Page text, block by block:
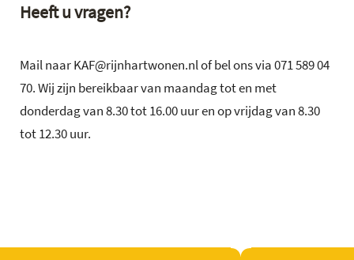
Heeft u vragen?
Mail naar KAF@rijnhartwonen.nl of bel ons via 071 589 04
70. Wij zijn bereikbaar van maandag tot en met
donderdag van 8.30 tot 16.00 uur en op vrijdag van 8.30
tot 12.30 uur.